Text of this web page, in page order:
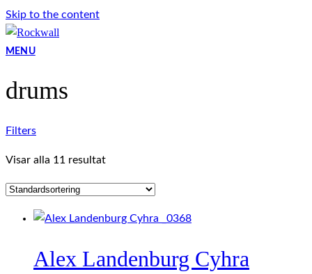
Skip to the content
MENU
drums
Filters
Visar alla 11 resultat
Alex Landenburg Cyhra